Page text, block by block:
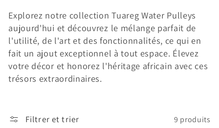
Explorez notre collection Tuareg Water Pulleys
aujourd'hui et découvrez le mélange parfait de
l'utilité, de l'art et des fonctionnalités, ce qui en
fait un ajout exceptionnel à tout espace. Élevez
votre décor et honorez l'héritage africain avec ces
trésors extraordinaires.
Filtrer et trier 9 produits